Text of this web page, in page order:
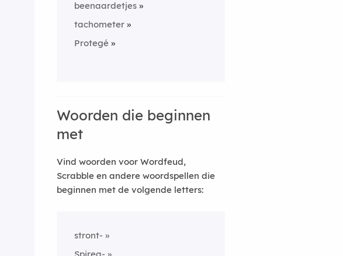
beenaardetjes
tachometer
Protegé
Woorden die beginnen
met
Vind woorden voor Wordfeud,
Scrabble en andere woordspellen die
beginnen met de volgende letters:
stront-